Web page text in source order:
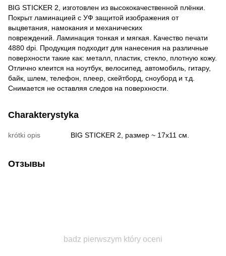
BIG STICKER 2 , изготовлен из высококачественной плёнки.
Покрыт ламинацией с УФ защитой изображения от
выцветания, намокания и механических
повреждений. Ламинация тонкая и мягкая. Качество печати
4880 dpi. Продукция подходит для нанесения на различные
поверхности такие как: металл, пластик, стекло, плотную кожу.
Отлично клеится на ноутбук, велосипед, автомобиль, гитару,
байк, шлем, телефон, плеер, скейтборд, сноуборд и т.д.
Снимается не оставляя следов на поверхности.
Charakterystyka
krótki opis BIG STICKER 2, размер ~ 17х11 см.
Отзывы
badz pierwszym który oceni